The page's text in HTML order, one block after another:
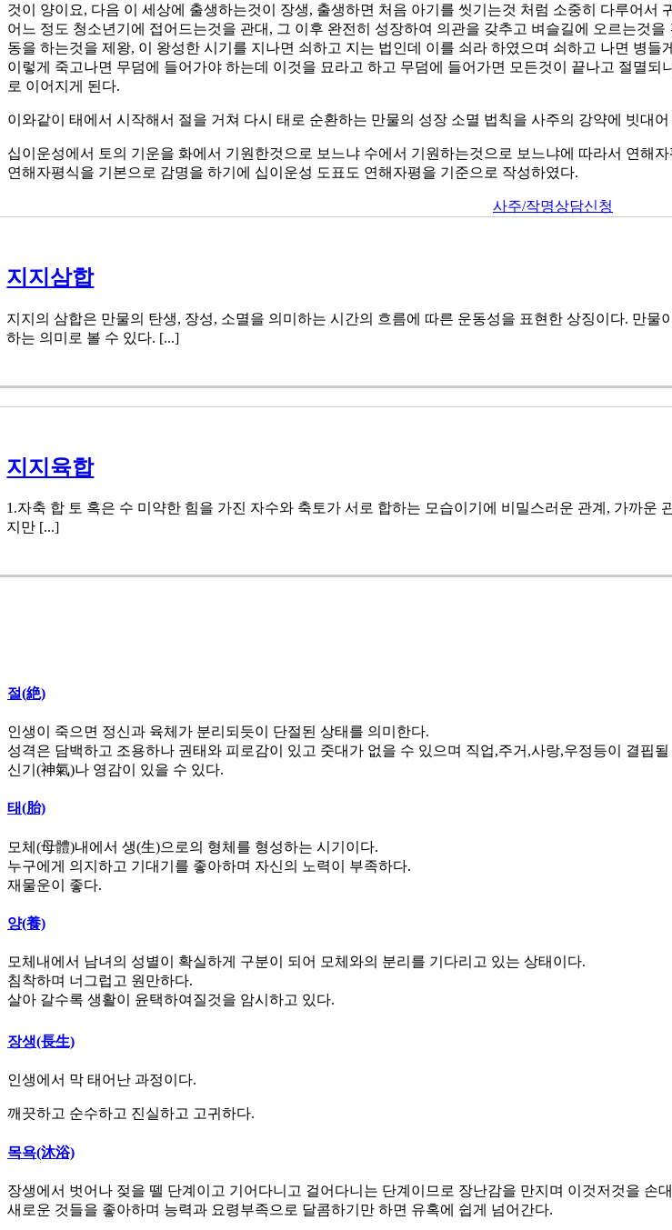
것이 양이요, 다음 이 세상에 출생하는것이 장생, 출생하면 처음 아기를 씻기는것 처럼 소중히 다루어서
어느 정도 청소년기에 접어드는것을 관대, 그 이후 완전히 성장하여 의관을 갖추고 벼슬길에 오르는것
동을 하는것을 제왕, 이 왕성한 시기를 지나면 쇠하고 지는 법인데 이를 쇠라 하였으며 쇠하고 나면 병
이렇게 죽고나면 무덤에 들어가야 하는데 이것을 묘라고 하고 무덤에 들어가면 모든것이 끝나고 절멸
로 이어지게 된다.
이와같이 태에서 시작해서 절을 거쳐 다시 태로 순환하는 만물의 성장 소멸 법칙을 사주의 강약에 빗대
십이운성에서 토의 기운을 화에서 기원한것으로 보느냐 수에서 기원하는것으로 보느냐에 따라서 연해
연해자평식을 기본으로 감명을 하기에 십이운성 도표도 연해자평을 기준으로 작성하였다.
사주/작명상담신청
지지삼합
지지의 삼합은 만물의 탄생, 장성, 소멸을 의미하는 시간의 흐름에 따른 운동성을 표현한 상징이다. 만
하는 의미로 볼 수 있다. [...]
지지육합
1.자축 합 토 혹은 수 미약한 힘을 가진 자수와 축토가 서로 합하는 모습이기에 비밀스러운 관계, 가까운
지만 [...]
절(絶)
인생이 죽으면 정신과 육체가 분리되듯이 단절된 상태를 의미한다.
성격은 담백하고 조용하나 권태와 피로감이 있고 줏대가 없을 수 있으며 직업,주거 ,사랑,우정등이 결핍
신기 (神氣)나 영감이 있을 수 있다.
태(胎)
모체 (母體)내에서 생(生)으로의 형체를 형성하는 시기이다.
누구에게 의지하고 기대기를 좋아하며 자신의 노력이 부족하다.
재물운이 좋다.
양(養)
모체내에서 남녀의 성별이 확실하게 구분이 되어 모체와의 분리를 기다리고 있는 상태이다.
침착하며 너그럽고 원만하다.
살아 갈수록 생활이 윤택하여질것을 암시하고 있다.
장생(長生)
인생에서 막 태어난 과정이다.
깨끗하고 순수하고 진실하고 고귀하다.
목욕(沐浴)
장생에서 벗어나 젖을 뗄 단계이고 기어다니고 걸어다니는 단계이므로 장난감을 만지며 이것저것을 손
새로운 것들을 좋아하며 능력과 요령부족으로 달콤하기만 하면 유혹에 쉽게 넘어간다.